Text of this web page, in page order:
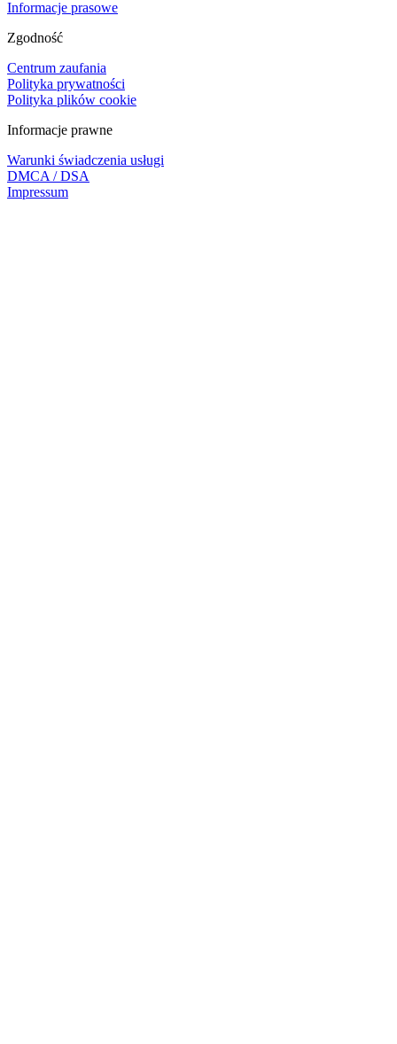
Informacje prasowe
Zgodność
Centrum zaufania
Polityka prywatności
Polityka plików cookie
Informacje prawne
Warunki świadczenia usługi
DMCA / DSA
Impressum